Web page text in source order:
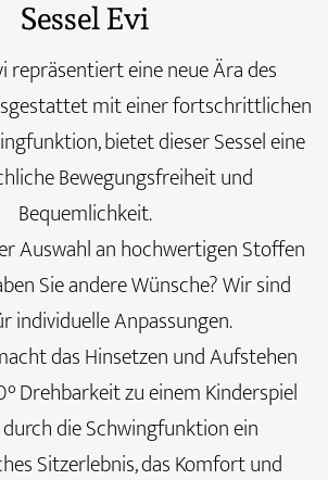
Sessel Evi
repräsentiert eine neue Ära des
mit einer fortschrittlichen
bietet dieser Sessel eine
Bewegungsfreiheit und
Bequemlichkeit.
Auswahl an hochwertigen Stoffen
Sie andere Wünsche? Wir sind
individuelle Anpassungen.
das Hinsetzen und Aufstehen
Drehbarkeit zu einem Kinderspiel
die Schwingfunktion ein
Sitzerlebnis, das Komfort und